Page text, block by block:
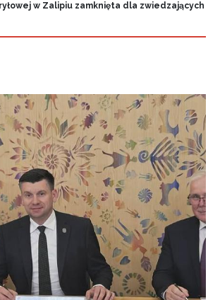
w Zalipiu zamknięta dla zwiedzających